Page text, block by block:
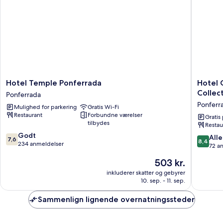
Hotel
Temple
Ponferrada
Ponferrada
Hotel Temple Ponferrada
Ponferrada
Mulighed for parkering
Gratis Wi-Fi
Restaurant
Forbundne værelser
tilbydes
7.6
ud
anmeldelser
7,6 Godt
234 anmeldelser
Prisen
503 kr.
503 kr.
inkluderer skatter og gebyrer
10. sep. - 11. sep.
Hotel
Ciudad
Ascend
Hotel
Hotel
Gratis
8.4
ud
8,4
72
Sammenlign lignende overnatningssteder